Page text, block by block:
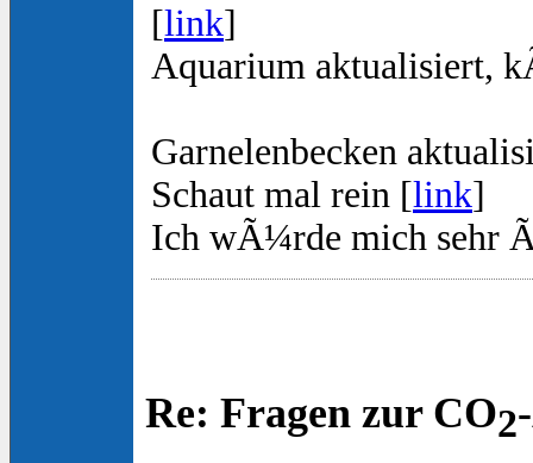
[link]
Aquarium aktualisiert,
Garnelenbecken
Schaut mal rein [link]
Ich wÃ¼rde mich sehr
Re: Fragen zur CO2